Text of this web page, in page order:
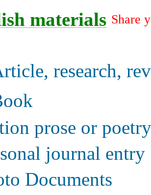
materials Share
research,
prose or poetry
journal entry
Documents